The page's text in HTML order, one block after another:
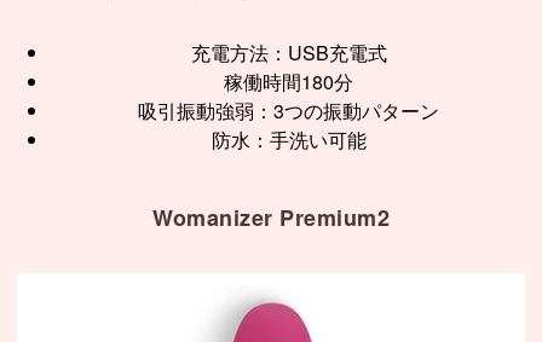
充電方法：USB充電式
稼働時間180分
吸引振動強弱：3つの振動パターン
防水：手洗い可能
Womanizer Premium2